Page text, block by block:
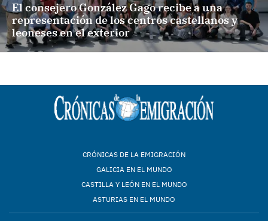
El consejero González Gago recibe a una
representación de los centros castellanos y
leoneses en el exterior
CRÓNICAS DE LA EMIGRACIÓN
GALICIA EN EL MUNDO
CASTILLA Y LEÓN EN EL MUNDO
ASTURIAS EN EL MUNDO